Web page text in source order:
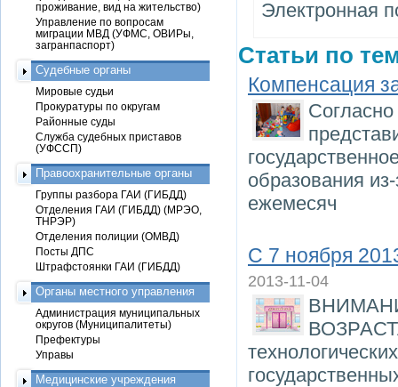
Электронная
Статьи по
Компенсация
образования
ежемесяч
С 7 ноября
2013-11-04
проживание, вид на жительство)
Управление по вопросам
миграции МВД (УФМС, ОВИРы,
загранпаспорт)
Судебные органы
Мировые судьи
Прокуратуры по округам
Районные суды
Служба судебных приставов
(УФССП)
Правоохранительные органы
Группы разбора ГАИ (ГИБДД)
Отделения ГАИ (ГИБДД) (МРЭО,
ТНРЭР)
Отделения полиции (ОМВД)
Посты ДПС
Штрафстоянки ГАИ (ГИБДД)
Органы местного управления
Администрация муниципальных
округов (Муниципалитеты)
Префектуры
Управы
Медицинские учреждения